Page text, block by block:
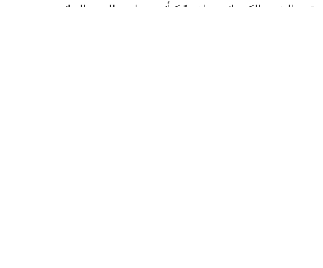
التفريغ الكهربائي مباشرةً كتأثير سطحي للمنتج النهائي،